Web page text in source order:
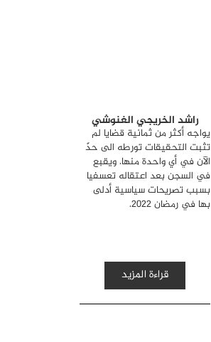
راشد الخريجي الغنوشي
يواجه أكثر من ثمانية قضايا لم
تثبت التحقيقات تورطه الى حدّ
الآن في أي واحدة منها. ويقبع
في السجن بعد اعتقاله تعسفيا
بسبب تصريحات سياسية أدلى
بها في رمضان 2022.
قراءة المزيد